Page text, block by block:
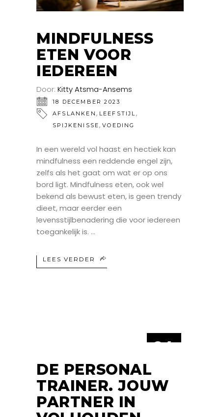
MINDFULNESS
ETEN VOOR
IEDEREEN
Door: Kitty Atsma-Ansems
18 DECEMBER 2023
AFSLANKEN , LEEFSTIJL,
SPIJKENISSE,VOEDING
In een wereld vol haast en hectiek kan
mindfulness een reddende engel zijn,
zelfs als het gaat om wat er op ons
bord ligt. Mindfulness eten, ook wel
bekend als bewust eten, is geen trendy
dieet, maar eerder een
levensstijlbenadering die voor iedereen
toegankelijk is.
LEES VERDER
24
DE PERSONAL
TRAINER. JOUW
PARTNER IN